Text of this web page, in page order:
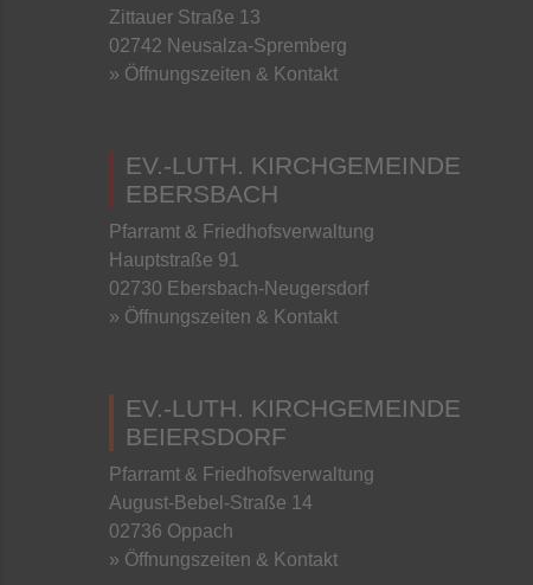
Zittauer Straße 13
02742 Neusalza-Spremberg
» Öffnungszeiten & Kontakt
EV.-LUTH. KIRCHGEMEINDE
EBERSBACH
Pfarramt & Friedhofsverwaltung
Hauptstraße 91
02730 Ebersbach-Neugersdorf
» Öffnungszeiten & Kontakt
EV.-LUTH. KIRCHGEMEINDE
BEIERSDORF
Pfarramt & Friedhofsverwaltung
August-Bebel-Straße 14
02736 Oppach
» Öffnungszeiten & Kontakt